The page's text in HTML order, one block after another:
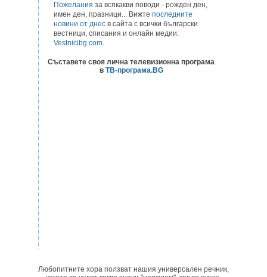
Пожелания за всякакви поводи - рожден ден,
имен ден, празници... Вижте последните
новини от днес в сайта с всички български
вестници, списания и онлайн медии:
Vestnicibg.com.
Съставете своя лична телевизионна програма
в ТВ-програма.BG
Любопитните хора ползват нашия универсален речник,